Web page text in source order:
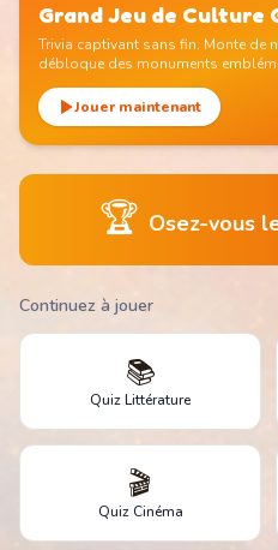
Grand Jeu de Culture
Trivia captivant sans fin. Monte de
débloque des monuments
Jouer maintenant
🏆 Osez-vous
Continuez à jouer
📚
Quiz Littérature
🎬
Quiz Cinéma